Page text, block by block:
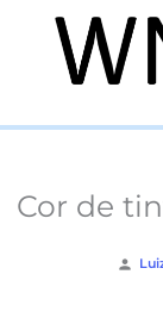
conteúdo
Cor de